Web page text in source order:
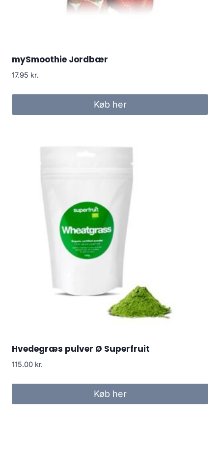
mySmoothie Jordbær
17.95 kr.
Køb her
Hvedegræs pulver Ø Superfruit
115.00 kr.
Køb her